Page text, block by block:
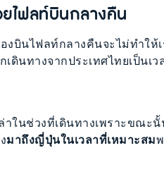
ไฟลท์บินกลางคืน
งบินไฟลท์กลางคืนจะไม่ทำให้
เดินทางจากประเทศไทยเป็น
ล่าในช่วงที่เดินทางเพราะข
มาถึงญี่ปุ่นในเวลาที่เหมาะสม